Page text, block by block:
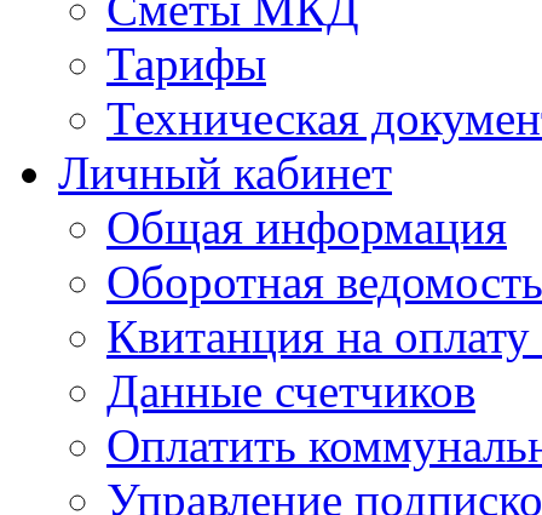
Тарифы
Техническая
Личный кабинет
Общая информация
Оборотная ведомость
Квитанция на
Данные счетчиков
Оплатить
Управление